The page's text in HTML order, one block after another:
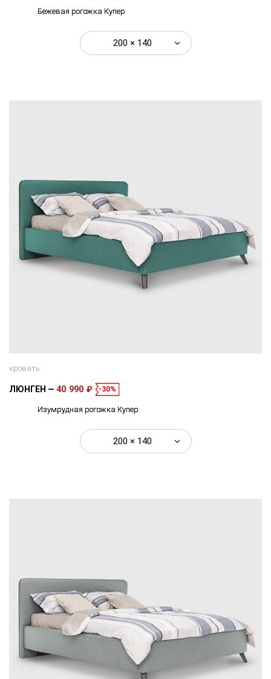
Бежевая рогожка Купер
200 × 140
кровать
ЛЮНГЕН 40 990 ₽ -30%
Изумрудная рогожка Купер
200 × 140